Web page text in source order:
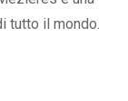
tutto il mondo.